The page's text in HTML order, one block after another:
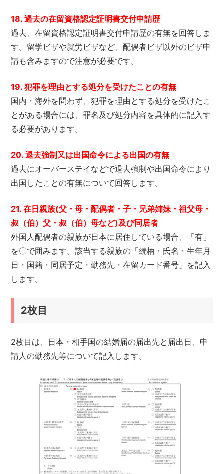
18. 過去の在留資格認定証明書交付申請歴
過去、在留資格認定証明書交付申請歴の有無を回答しま
す。留学ビザや就労ビザなど、配偶者ビザ以外のビザ申
請も含みますので注意が必要です。
19. 犯罪を理由とする処分を受けたことの有無
国内・海外を問わず、犯罪を理由とする処分を受けたこ
とがある場合には、罪名及び処分内容を具体的に記入す
る必要があります。
20. 退去強制又は出国命令による出国の有無
過去にオーバーステイなどで退去強制や出国命令により
出国したことの有無について回答します。
21. 在日親族(父・母・配偶者・子・兄弟姉妹・祖父母・
叔（伯）父・叔（伯）母など)及び同居者
外国人配偶者の親族が日本に居住している場合、「有」
を〇で囲みます。該当する親族の「続柄・氏名・生年月
日・国籍・同居予定・勤務先・在留カード番号」を記入
します。
2枚目
2枚目は、日本・相手国の結婚届の届出先と届出日、申
請人の勤務先等について記入します。